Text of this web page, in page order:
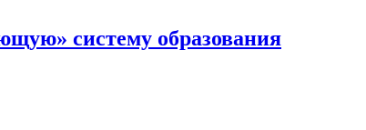
систему образования